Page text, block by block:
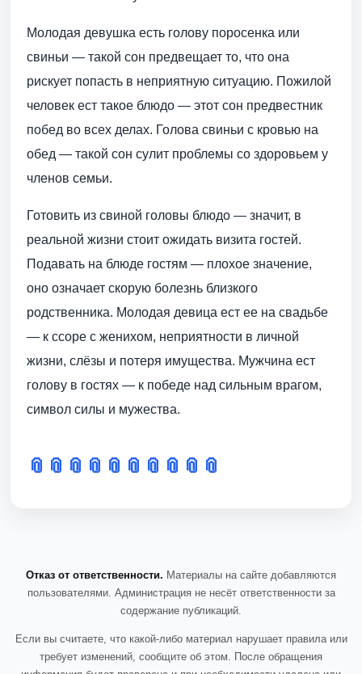
Молодая девушка есть голову поросенка или
свиньи — такой сон предвещает то, что она
рискует попасть в неприятную ситуацию. Пожилой
человек ест такое блюдо — этот сон предвестник
побед во всех делах. Голова свиньи с кровью на
обед — такой сон сулит проблемы со здоровьем у
членов семьи.
Готовить из свиной головы блюдо — значит, в
реальной жизни стоит ожидать визита гостей.
Подавать на блюде гостям — плохое значение,
оно означает скорую болезнь близкого
родственника. Молодая девица ест ее на свадьбе
— к ссоре с женихом, неприятности в личной
жизни, слёзы и потеря имущества. Мужчина ест
голову в гостях — к победе над сильным врагом,
символ силы и мужества.
📎 📎 📎 📎 📎 📎 📎 📎 📎 📎
Отказ от ответственности. Материалы на сайте добавляются
пользователями. Администрация не несёт ответственности за
содержание публикаций.
Если вы считаете, что какой-либо материал нарушает правила или
требует изменений, сообщите об этом. После обращения